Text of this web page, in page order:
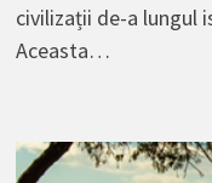
civilizații de-a lungul
Aceasta…